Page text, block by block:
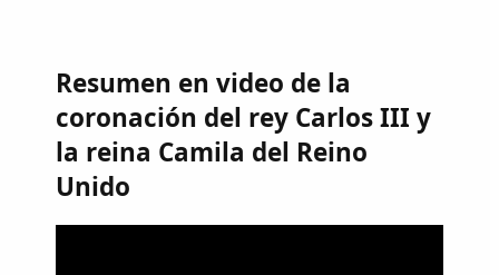
Resumen en video de la
coronación del rey Carlos III y
la reina Camila del Reino
Unido